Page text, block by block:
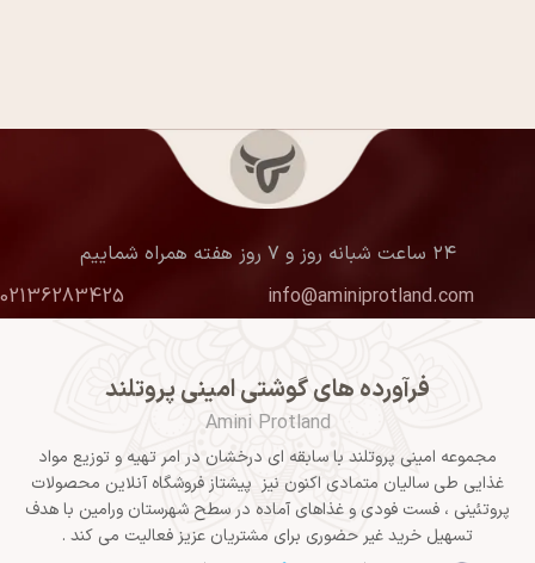
۲۴ ساعت شبانه روز و ۷ روز هفته همراه شماییم
info@aminiprotland.com
02136283425
فرآورده های گوشتی امینی پروتلند
Amini Protland
مجموعه امینی پروتلند با سابقه ای درخشان در امر تهیه و توزیع مواد
غذایی طی سالیان متمادی اکنون نیز پیشتاز فروشگاه آنلاین محصولات
پروتئینی ، فست فودی و غذاهای آماده در سطح شهرستان ورامین با هدف
تسهیل خرید غیر حضوری برای مشتریان عزیز فعالیت می کند .